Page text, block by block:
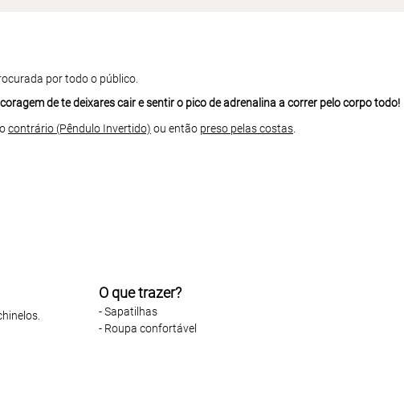
por todo o público.
de te deixares cair e sentir o pico de adrenalina a correr pelo corpo todo!
contrário (Pêndulo Invertido) ou então preso pelas costas
O que trazer?
- Sapatilhas
- Roupa confortável